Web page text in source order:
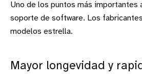
Uno de los puntos más importantes
soporte de software. Los
modelos estrella.
Mayor longevidad y